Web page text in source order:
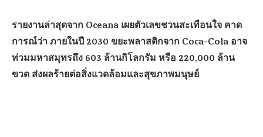
รายงานล่าสุดจาก Oceana เผยตัวเลขชวนสะเทือนใจ คาด
การณ์ว่า ภายในปี 2030 ขยะพลาสติกจาก Coca-Cola อาจ
ท่วมมหาสมุทรถึง 603 ล้านกิโลกรัม หรือ 220,000 ล้าน
ขวด ส่งผลร้ายต่อสิ่งแวดล้อมและสุขภาพมนุษย์